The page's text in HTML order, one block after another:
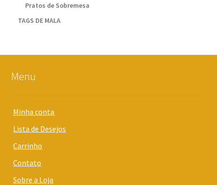
Pratos de Sobremesa
TAGS DE MALA
Menu
Minha conta
Lista de Desejos
Carrinho
Contato
Sobre a Loja